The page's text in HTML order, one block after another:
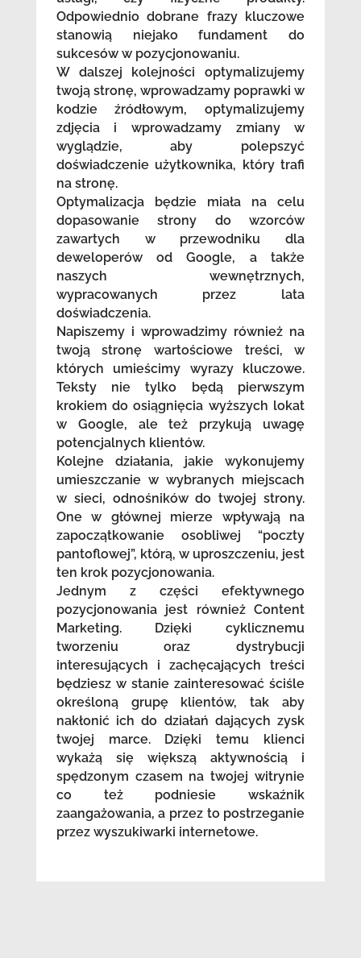
Odpowiednio dobrane frazy kluczowe
stanowią niejako fundament do
sukcesów w pozycjonowaniu.
W dalszej kolejności optymalizujemy
twoją stronę, wprowadzamy poprawki w
kodzie źródłowym, optymalizujemy
zdjęcia i wprowadzamy zmiany w
wyglądzie, aby polepszyć
doświadczenie użytkownika, który trafi
na stronę.
Optymalizacja będzie miała na celu
dopasowanie strony do wzorców
zawartych w przewodniku dla
deweloperów od Google, a także
naszych wewnętrznych,
wypracowanych przez lata
doświadczenia.
Napiszemy i wprowadzimy również na
twoją stronę wartościowe treści, w
których umieścimy wyrazy kluczowe.
Teksty nie tylko będą pierwszym
krokiem do osiągnięcia wyższych lokat
w Google, ale też przykują uwagę
potencjalnych klientów.
Kolejne działania, jakie wykonujemy
umieszczanie w wybranych miejscach
w sieci, odnośników do twojej strony.
One w głównej mierze wpływają na
zapoczątkowanie osobliwej “poczty
pantoflowej”, którą, w uproszczeniu, jest
ten krok pozycjonowania.
Jednym z części efektywnego
pozycjonowania jest również Content
Marketing. Dzięki cyklicznemu
tworzeniu oraz dystrybucji
interesujących i zachęcających treści
będziesz w stanie zainteresować ściśle
określoną grupę klientów, tak aby
nakłonić ich do działań dających zysk
twojej marce. Dzięki temu klienci
wykażą się większą aktywnością i
spędzonym czasem na twojej witrynie
co też podniesie wskaźnik
zaangażowania, a przez to postrzeganie
przez wyszukiwarki internetowe.